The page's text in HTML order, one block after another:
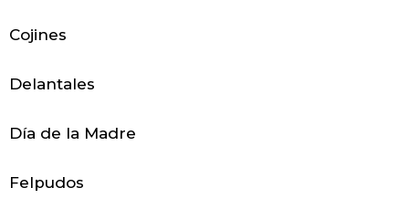
c
o
Cojines
Delantales
Día de la Madre
Felpudos